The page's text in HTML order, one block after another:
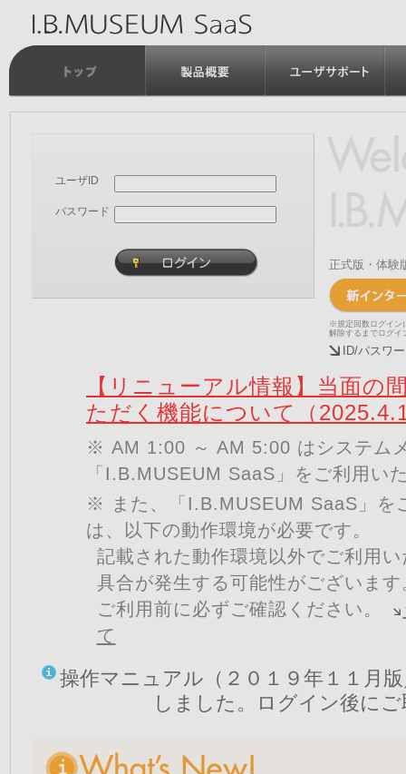
ユーザID
パスワード
正式版・体験
※規定回数ログイン
解除するまでログイ
ID/パスワ
【リニューアル情報】当面の
ただく機能について（
※ AM 1:00 ～ AM 5:00 はシステム
「I.B.MUSEUM SaaS」をご利用い
※ また、「I.B.MUSEUM SaaS」を
は、以下の動作環境が必要です。
記載された動作環境以外でご利用
具合が発生する可能性がございます
ご利用前に必ずご確認ください。
て
操作マニュアル（２０１９年１１月
しました。ログイン後に